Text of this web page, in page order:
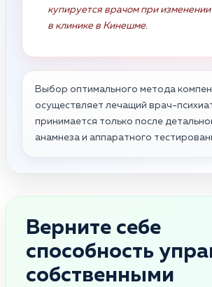
купируется врачом при
в клинике в Кинешме.
Выбор оптимального метода
осуществляет лечащий врач-
принимается только после
анамнеза и аппаратного
Верните себе
способность
собственными